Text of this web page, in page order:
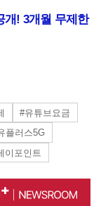
개! 3개월 무제한
#유튜브요금
플러스5G
이포인트